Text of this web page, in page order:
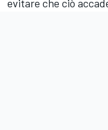
evitare che ciò